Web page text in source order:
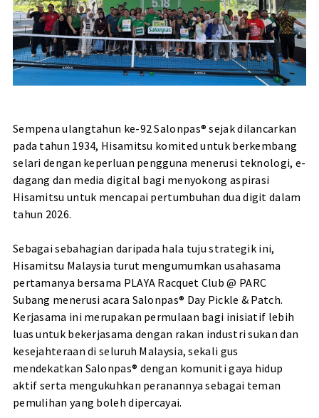
Sempena ulangtahun ke-92 Salonpas® sejak dilancarkan
pada tahun 1934, Hisamitsu komited untuk berkembang
selari dengan keperluan pengguna menerusi teknologi, e-
dagang dan media digital bagi menyokong aspirasi
Hisamitsu untuk mencapai pertumbuhan dua digit dalam
tahun 2026.
Sebagai sebahagian daripada hala tuju strategik ini,
Hisamitsu Malaysia turut mengumumkan usahasama
pertamanya bersama PLAYA Racquet Club @ PARC
Subang menerusi acara Salonpas® Day Pickle & Patch.
Kerjasama ini merupakan permulaan bagi inisiatif lebih
luas untuk bekerjasama dengan rakan industri sukan dan
kesejahteraan di seluruh Malaysia, sekali gus
mendekatkan Salonpas® dengan komuniti gaya hidup
aktif serta mengukuhkan peranannya sebagai teman
pemulihan yang boleh dipercayai.